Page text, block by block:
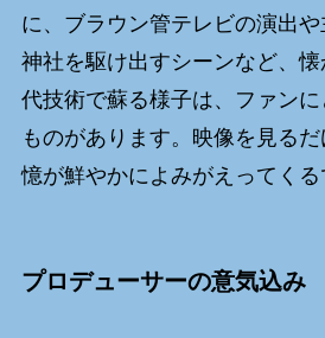
に、ブラウン管テレビの演出
神社を駆け出すシーンなど、
代技術で蘇る様子は、ファン
ものがあります。映像を見る
憶が鮮やかによみがえってくる
プロデューサーの意気込み